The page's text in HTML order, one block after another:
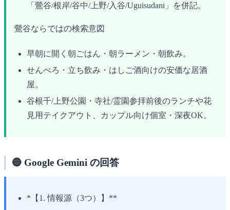
「鶯谷/根岸/谷中/上野/入谷/Uguisudani」を併記。
鶯谷ならではの検索意図
早朝に開く朝ごはん・朝ラーメン・朝飲み。
せんべろ・立ち飲み・はしご酒向けの安価な居酒
屋。
谷根千/上野公園・寺社/霊園参拝前後のランチや花
見用テイクアウト、カップル向け個室・深夜OK。
🔵 Google Gemini の回答
*【1. 情報源（3つ）】**